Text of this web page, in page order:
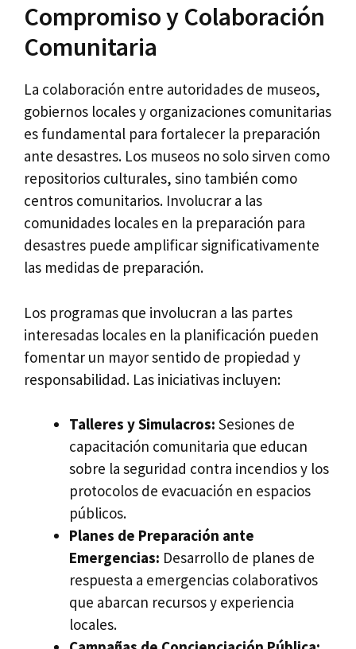
Compromiso y Colaboración
Comunitaria
La colaboración entre autoridades de museos,
gobiernos locales y organizaciones comunitarias
es fundamental para fortalecer la preparación
ante desastres. Los museos no solo sirven como
repositorios culturales, sino también como
centros comunitarios. Involucrar a las
comunidades locales en la preparación para
desastres puede amplificar significativamente
las medidas de preparación.
Los programas que involucran a las partes
interesadas locales en la planificación pueden
fomentar un mayor sentido de propiedad y
responsabilidad. Las iniciativas incluyen:
Talleres y Simulacros: Sesiones de
capacitación comunitaria que educan
sobre la seguridad contra incendios y los
protocolos de evacuación en espacios
públicos.
Planes de Preparación ante
Emergencias: Desarrollo de planes de
respuesta a emergencias colaborativos
que abarcan recursos y experiencia
locales.